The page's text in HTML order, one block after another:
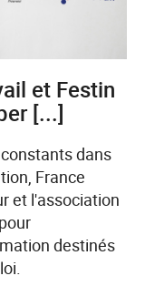
et Festin
[...]
dans
France
et l'association
destinés